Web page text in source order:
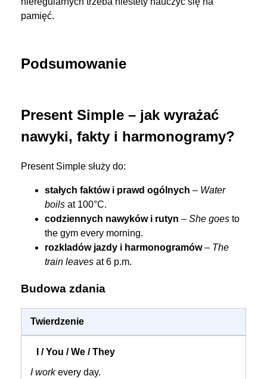
pamięć.
Podsumowanie
Present Simple – jak wyrażać
nawyki, fakty i harmonogramy?
Present Simple służy do:
stałych faktów i prawd ogólnych – Water
boils at 100°C.
codziennych nawyków i rutyn – She goes to
the gym every morning.
rozkladów jazdy i harmonogramów– The
train leaves at 6 p.m.
Budowa zdania
Twierdzenie
I workevery day.